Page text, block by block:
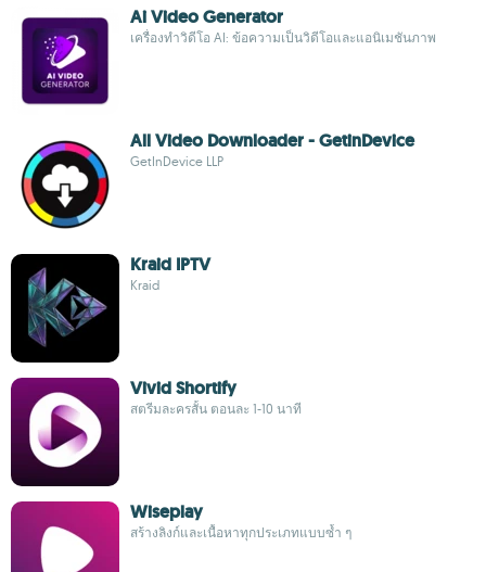
Ai Video Generator
เครื่องทำวิดีโอ AI: ข้อความเป็นวิดีโอและแอนิเมชันภาพ
All Video Downloader - GetinDevice
GetInDevice LLP
Kraid IPTV
Kraid
Vivid Shortify
สตรีมละครสั้น ตอนละ 1-10 นาที
Wiseplay
สร้างลิงก์และเนื้อหาทุกประเภทแบบซ้ำ ๆ